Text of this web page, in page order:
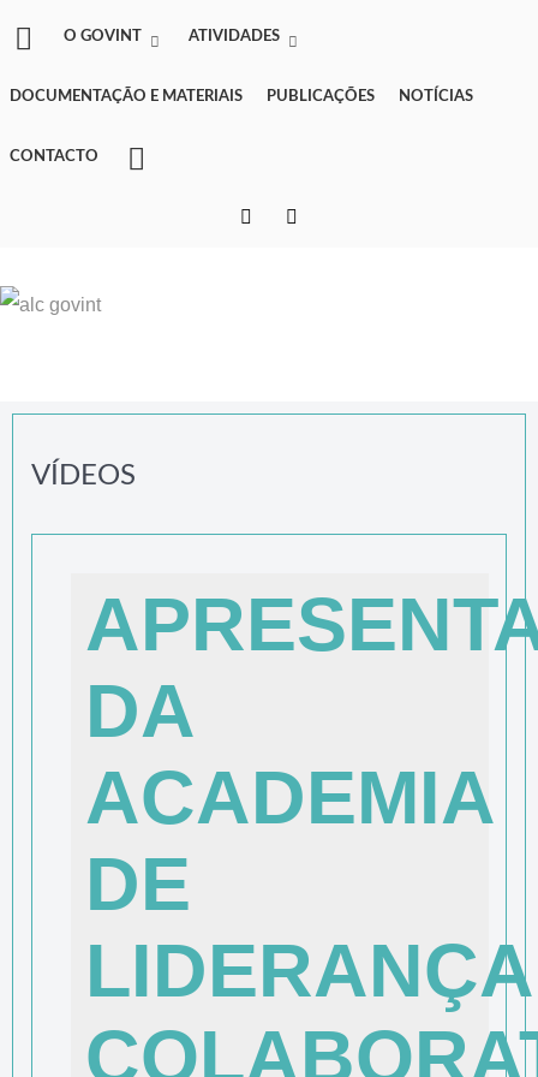
O GOVINT ATIVIDADES
DOCUMENTAÇÃO E MATERIAIS PUBLICAÇÕES NOTÍCIAS
CONTACTO
VÍDEOS
DA
ACADEMIA
DE
LIDERANÇA